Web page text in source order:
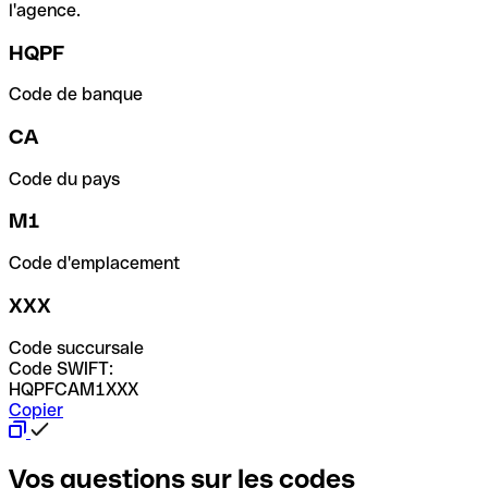
l'agence.
HQPF
Code de banque
CA
Code du pays
M1
Code d'emplacement
XXX
Code succursale
Code SWIFT:
HQPFCAM1XXX
Copier
Vos questions sur les codes